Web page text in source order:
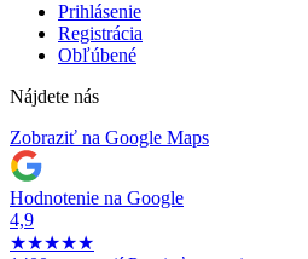
Prihlásenie
Registrácia
Obľúbené
Nájdete nás
Zobraziť na Google Maps
Hodnotenie na Google
4,9
★★★★★